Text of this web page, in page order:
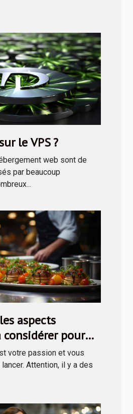
le VPS ?
web sont de
par beaucoup
aspects
considérer pour
en restauration ?
votre passion et vous
Attention, il y a des